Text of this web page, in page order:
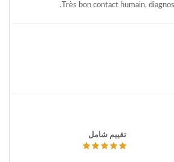
Très bon contact humain,
تقييم شامل